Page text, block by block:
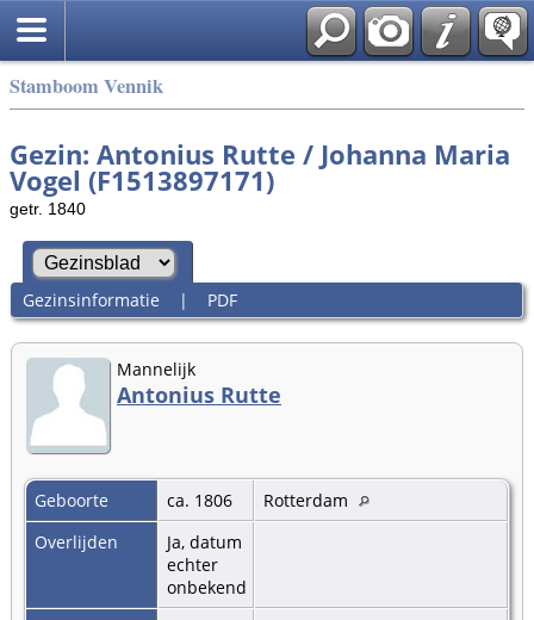
Stamboom Vennik
Gezin: Antonius Rutte / Johanna Maria
Vogel (F1513897171)
getr. 1840
Gezinsinformatie | PDF
Mannelijk
Antonius Rutte
Geboorte ca. 1806
Rotterdam
Overlijden
Ja, datum
echter
onbekend